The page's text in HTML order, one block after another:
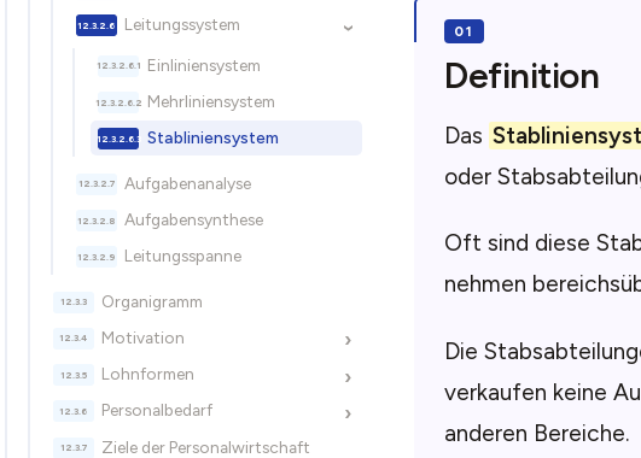
›
Leitungssystem
Einliniensystem
Mehrliniensystem
Stabliniensystem
Aufgabenanalyse
Aufgabensynthese
Leitungsspanne
Organigramm
›
Motivation
›
Lohnformen
›
Personalbedarf
Ziele der Personalwirtschaft
Definition
Das
oder
Oft sind diese
nehmen
Die
verkaufen keine
anderen Bereiche.